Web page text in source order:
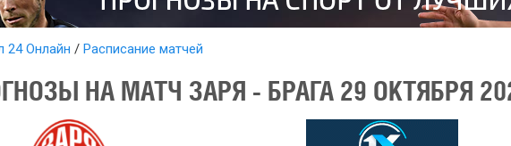
24 Онлайн Расписание матчей
НА МАТЧ ЗАРЯ - БРАГА 29 ОКТЯБРЯ